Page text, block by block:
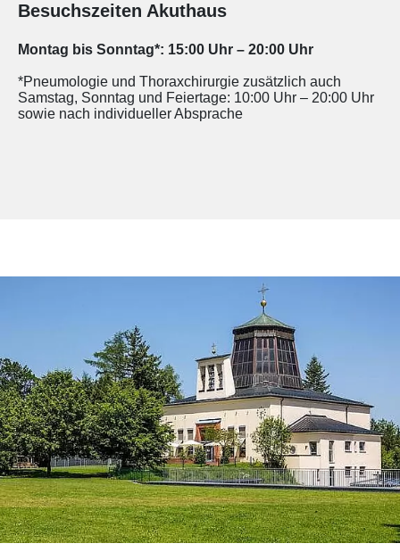
Besuchszeiten Akuthaus
Montag bis Sonntag*: 15:00 Uhr – 20:00 Uhr
*Pneumologie und Thoraxchirurgie zusätzlich auch
Samstag, Sonntag und Feiertage: 10:00 Uhr – 20:00 Uhr
sowie nach individueller Absprache